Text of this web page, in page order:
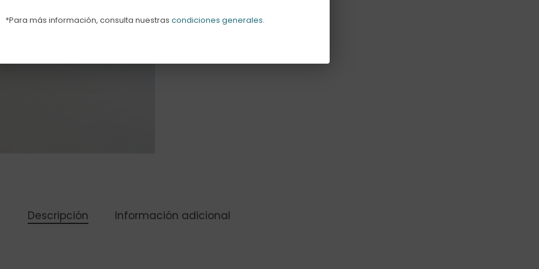
Descripción Información adicional
*Para más información, consulta nuestras condiciones generales.